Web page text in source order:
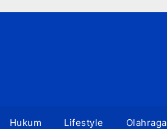
Hukum Lifestyle Olahraga